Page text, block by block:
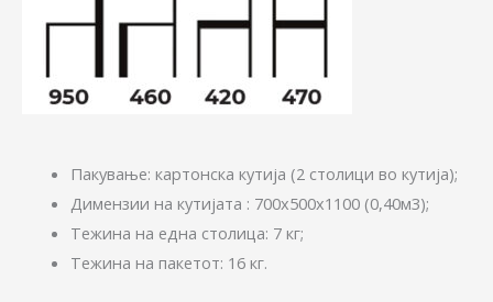
Пакување: картонска кутија (2 столици во кутија);
Димензии на кутијата : 700х500х1100 (0,40м3);
Тежина на една столица: 7 кг;
Тежина на пакетот: 16 кг.